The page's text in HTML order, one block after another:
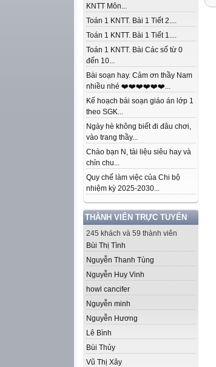
KNTT Môn...
Toán 1 KNTT. Bài 1 Tiết 2....
Toán 1 KNTT. Bài 1 Tiết 1....
Toán 1 KNTT. Bài Các số từ 0
đến 10...
Bài soạn hay. Cảm ơn thầy Nam
nhiều nhé ❤️❤️❤️❤️❤️❤️...
Kế hoạch bài soạn giáo án lớp 1
theo SGK...
Ngày hè không biết đi đâu chơi,
vào trang thầy...
Chào bạn N, tài liệu siêu hay và
chỉn chu...
Quy chế làm việc của Chi bộ
nhiệm kỳ 2025-2030...
THÀNH VIÊN TRỰC TUYẾN
245 khách và 59 thành viên
Bùi Thị Tình
Nguyễn Thanh Tùng
Nguyễn Huy Vinh
howl cancifer
Nguyễn minh
Nguyễn Hương
Lê Bình
Bùi Thủy
Vũ Thị Xây